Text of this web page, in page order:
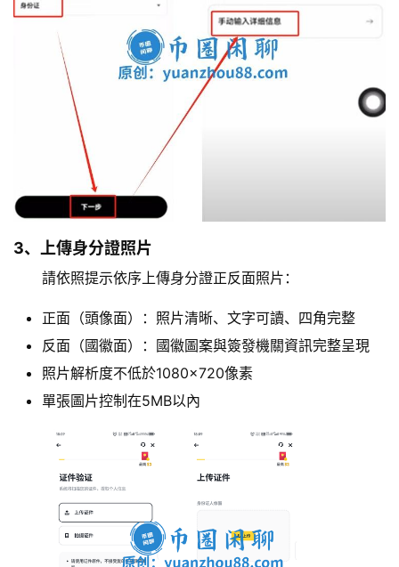
3、上傳身分證照片
請依照提示依序上傳身分證正反面照片：
正面（頭像面）：照片清晰、文字可讀、四角完整
反面（國徽面）：國徽圖案與簽發機關資訊完整呈現
照片解析度不低於1080×720像素
單張圖片控制在5MB以內